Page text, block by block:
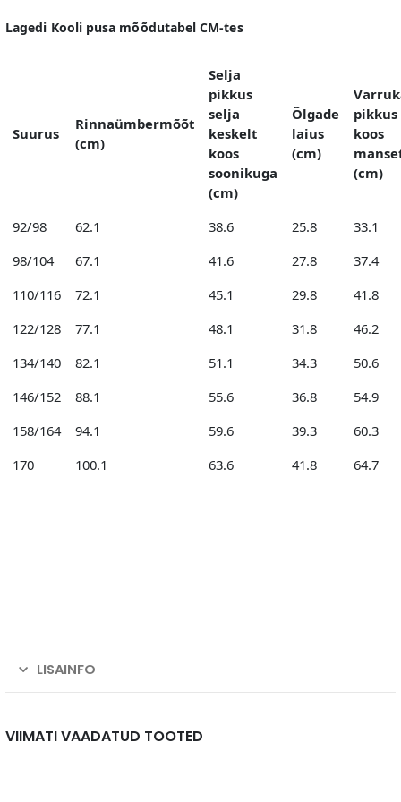
Lagedi Kooli pusa mõõdutabel CM-tes
Suurus
Rinnaümbermõõt
(cm)
Selja
pikkus
selja
keskelt
koos
soonikuga
(cm)
Õlgade
laius
(cm)
pikkus
koos
(cm)
92/98 62.1 38.6 25.8
33.1
98/104
67.1 41.6 27.8
37.4
110/116
72.1 45.1 29.8
41.8
122/128
77.1 48.1 31.8
46.2
134/140
82.1 51.1 34.3
50.6
146/152
88.1 55.6 36.8
54.9
158/164
94.1 59.6 39.3
60.3
170
100.1 63.6 41.8 64.7
LISAINFO
VIIMATI VAADATUD TOOTED